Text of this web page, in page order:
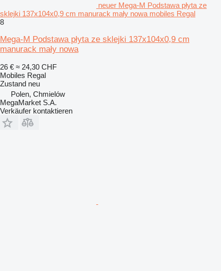
neuer Mega-M Podstawa płyta ze
sklejki 137x104x0,9 cm manurack mały nowa mobiles Regal
8
Mega-M Podstawa płyta ze sklejki 137x104x0,9 cm
manurack mały nowa
26 € ≈ 24,30 CHF
Mobiles Regal
Zustand neu
Polen, Chmielów
MegaMarket S.A.
Verkäufer kontaktieren